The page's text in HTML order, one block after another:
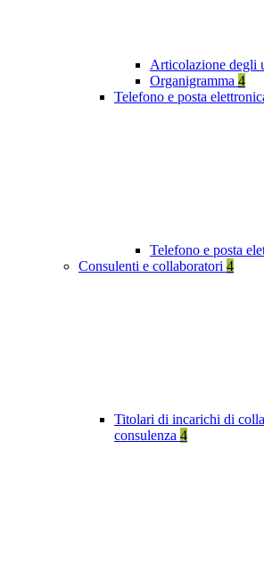
Articolazione degli
Organigramma 4
Telefono e posta
Telefono e posta
Consulenti e collaboratori 4
Titolari di incarichi di
consulenza 4